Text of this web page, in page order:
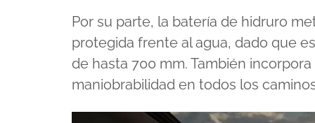
Por su parte, la batería de hidruro
protegida frente al agua, dado que
de hasta 700 mm. También
maniobrabilidad en todos los